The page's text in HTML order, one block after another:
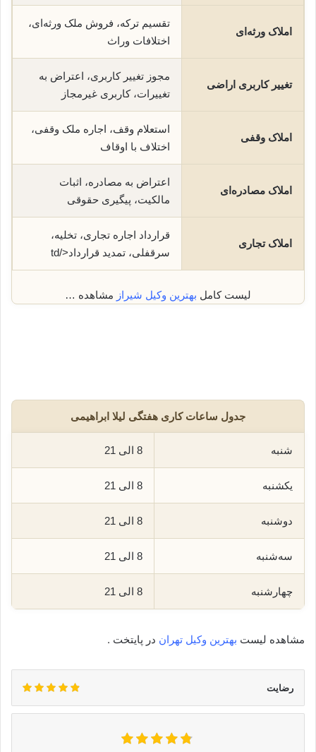
املاک ورثه‌ای
تقسیم ترکه، فروش ملک ورثه‌ای،
اختلافات وراث
تغییر کاربری اراضی
مجوز تغییر کاربری، اعتراض به
تغییرات، کاربری غیرمجاز
املاک وقفی
استعلام وقف، اجاره ملک وقفی،
اختلاف با اوقاف
املاک مصادره‌ای
اعتراض به مصادره، اثبات
مالکیت، پیگیری حقوقی
املاک تجاری
قرارداد اجاره تجاری، تخلیه،
سرقفلی، تمدید قرارداد</td
لیست کامل بهترین وکیل شیراز مشاهده …
جدول ساعات کاری هفتگی لیلا ابراهیمی
شنبه 8 الی 21
یکشنبه 8 الی 21
دوشنبه 8 الی 21
سه‌شنبه 8 الی 21
چهارشنبه 8 الی 21
مشاهده لیست بهترین وکیل تهران در پایتخت .
رضایت